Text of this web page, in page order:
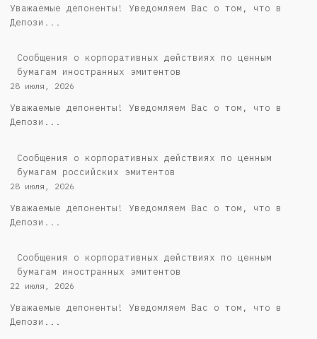
Уважаемые депоненты! Уведомляем Вас о том, что в
Депози...
Сообщения о корпоративных действиях по ценным
бумагам иностранных эмитентов
28 июля, 2026
Уважаемые депоненты! Уведомляем Вас о том, что в
Депози...
Cообщения о корпоративных действиях по ценным
бумагам российских эмитентов
28 июля, 2026
Уважаемые депоненты! Уведомляем Вас о том, что в
Депози...
Сообщения о корпоративных действиях по ценным
бумагам иностранных эмитентов
22 июля, 2026
Уважаемые депоненты! Уведомляем Вас о том, что в
Депози...